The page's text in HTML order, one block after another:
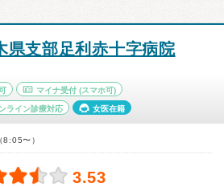
県支部足利赤十字病院
マイナ受付 (スマホ可)
ライン診療対応 女医在籍
8:05〜）
3.53